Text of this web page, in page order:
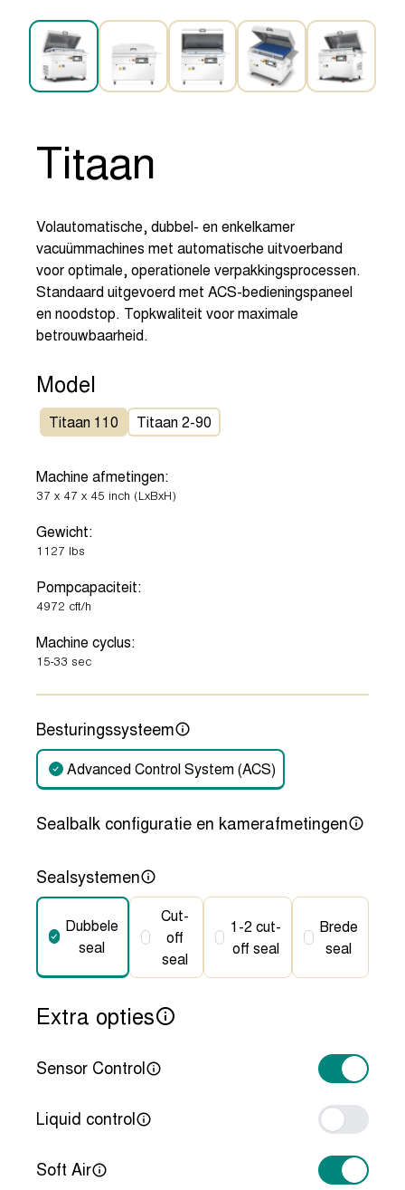
Titaan
Volautomatische, dubbel- en enkelkamer
vacuümmachines met automatische uitvoerband
voor optimale, operationele verpakkingsprocessen.
Standaard uitgevoerd met ACS-bedieningspaneel
en noodstop. Topkwaliteit voor maximale
betrouwbaarheid.
Model
Titaan 110 Titaan 2-90
Machine afmetingen:
37 x 47 x 45 inch (LxBxH)
Gewicht:
1127 lbs
Pompcapaciteit:
4972 cft/h
Machine cyclus:
15-33 sec
Besturingssysteem
Advanced Control System (ACS)
Sealbalk configuratie en kamerafmetingen
Sealsystemen
Dubbele
seal
Cut-
off
seal
1-2 cut-
off seal
Brede
seal
Extra opties
Sensor Control
Liquid control
Soft Air